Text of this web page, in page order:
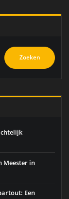
Zoeken
Meester in
Een